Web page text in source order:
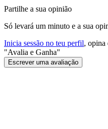
Partilhe a sua opinião
Só levará um minuto e a sua
Inicia sessão no teu perfil, opina
"Avalia e Ganha"
Escrever uma avaliação